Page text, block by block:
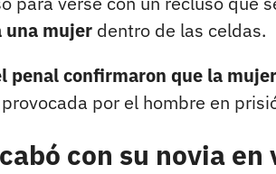
una mujer dentro de las celdas.
penal confirmaron que la
por el hombre en
con su novia